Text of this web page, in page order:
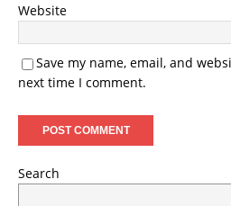
Website
Save my name, email, and
next time I comment.
Search